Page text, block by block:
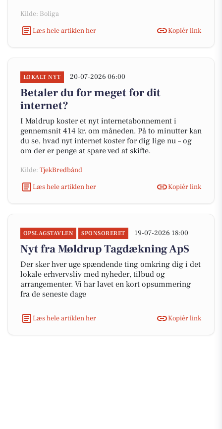
Kilde: Boliga
Læs hele artiklen her
Kopiér link
LOKALT NYT 20-07-2026 06:00
Betaler du for meget for dit
internet?
I Møldrup koster et nyt internetabonnement i
gennemsnit 414 kr. om måneden. På to minutter kan
du se, hvad nyt internet koster for dig lige nu – og
om der er penge at spare ved at skifte.
Kilde: TjekBredbånd
Læs hele artiklen her
Kopiér link
OPSLAGSTAVLEN SPONSORERET 19-07-2026 18:00
Nyt fra Møldrup Tagdækning ApS
Der sker hver uge spændende ting omkring dig i det
lokale erhvervsliv med nyheder, tilbud og
arrangementer. Vi har lavet en kort opsummering
fra de seneste dage
Læs hele artiklen her Kopiér link